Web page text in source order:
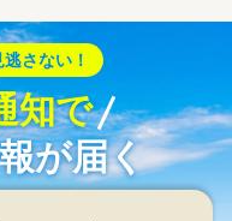
さない！
知で
が届く